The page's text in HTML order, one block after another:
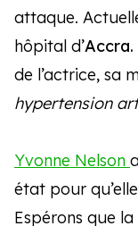
attaque.
hôpital d’Accra.
de l’actrice, sa
hypertension
Yvonne Nelson
état pour
Espérons que